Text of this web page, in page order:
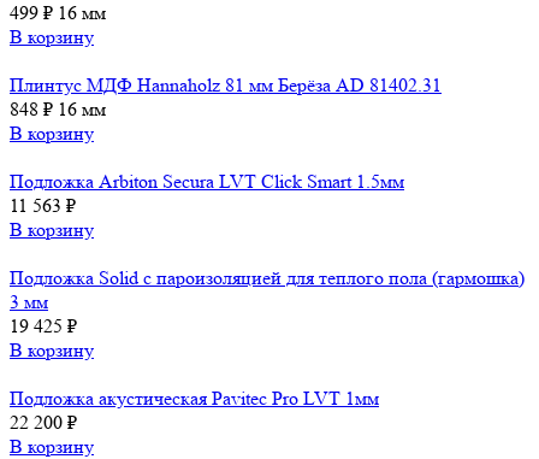
499 ₽ 16 мм
В корзину
Плинтус МДФ Hannaholz 81 мм Берёза AD 81402.31
848 ₽ 16 мм
В корзину
Подложка Arbiton Secura LVT Click Smart 1.5мм
11 563 ₽
В корзину
Подложка Solid с пароизоляцией для теплого пола (гармошка)
3 мм
19 425 ₽
В корзину
Подложка акустическая Pavitec Pro LVT 1мм
22 200 ₽
В корзину